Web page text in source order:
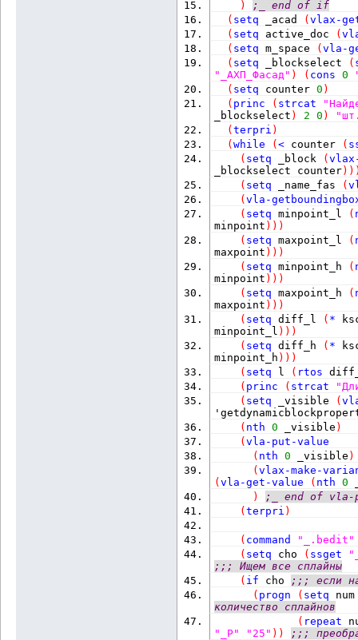
)
;_ end of if
( setq _acad (vlax-
( setq active_doc (
( setq m_space (vla-
( setq _blockselect (
"_АХП_Фасад" ) ( cons 0
( setq counter 0 )
( princ ( strcat
_blockselect ) 2 0 )
(terpri )
(while (< counter (
( setq _block (
_blockselect counter) )
( setq _name_fas (
(vla-
( setq minpoint_l (
minpoint ) ) )
( setq maxpoint_l (
maxpoint ) ) )
( setq minpoint_h (
minpoint ) ) )
( setq maxpoint_h (
maxpoint ) ) )
( setq diff_l ( *
minpoint_l ) ) )
( setq diff_h ( *
minpoint_h ) ) )
( setq l ( rtos
( princ ( strcat
( setq _visible (
( nth 0 _visible )
(vla-put-value
( nth 0 _visible )
(vlax-make-
(vla-get-value ( nth 0
)
;_ end of vla-
(terpri )
( command "_.bedit"
( setq cho ( ssget
;;; Ищем все сплайны
( if cho
;;; если
( progn ( setq
количество сплайнов
( repeat
"_P"
"25" ) )
;;;